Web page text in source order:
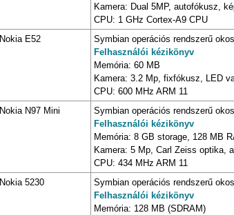
Kamera: Dual 5MP, autofókusz,
CPU: 1 GHz Cortex-A9 CPU
Nokia E52
Symbian operációs rendszerű
Felhasználói kézikönyv
Memória: 60 MB
Kamera: 3.2 Mp, fixfókusz, LED
CPU: 600 MHz ARM 11
Nokia N97 Mini
Symbian operációs rendszerű
Felhasználói kézikönyv
Memória: 8 GB storage, 128 MB
Kamera: 5 Mp, Carl Zeiss optika,
CPU: 434 MHz ARM 11
Nokia 5230
Symbian operációs rendszerű
Felhasználói kézikönyv
Memória: 128 MB (SDRAM)